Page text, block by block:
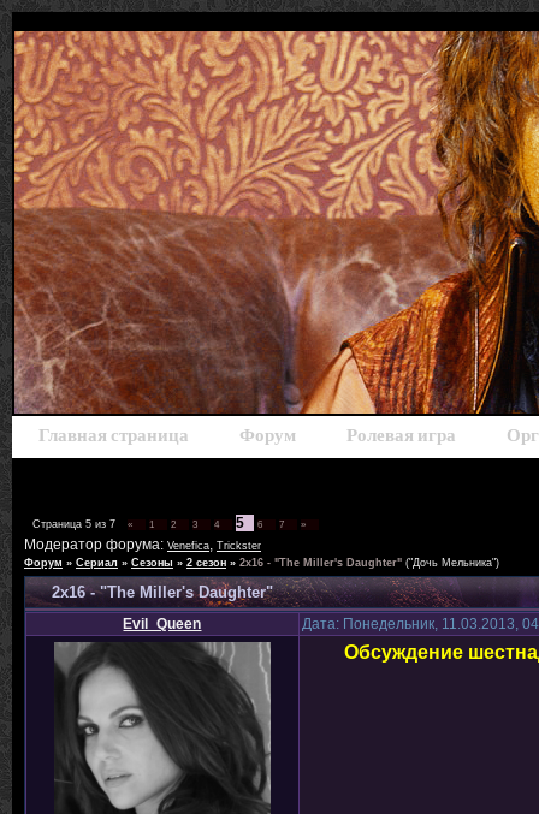
Главная страница Форум Ролевая игра
Страница 5 из 7 « 1 2 3 4 5 6 7 »
Модератор форума: Venefica, Trickster
Форум » Сериал » Сезоны » 2 сезон » 2х16 - "The Miller's Daughter" ("Дочь Мельника")
2х16 - "The Miller's Daughter"
Evil_Queen Дата: Понедельник, 11.03.2013,
Обсуждение